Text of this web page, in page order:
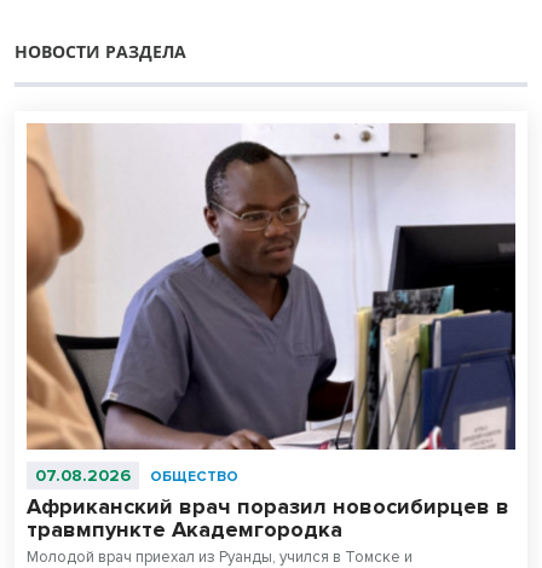
НОВОСТИ РАЗДЕЛА
07.08.2026 ОБЩЕСТВО
Африканский врач поразил новосибирцев в
травмпункте Академгородка
Молодой врач приехал из Руанды, учился в Томске и